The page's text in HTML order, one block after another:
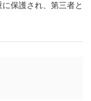
保護され、第三者と